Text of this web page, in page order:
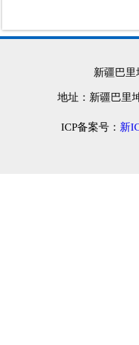
新疆巴
地址：新疆巴里
ICP备案号： 新